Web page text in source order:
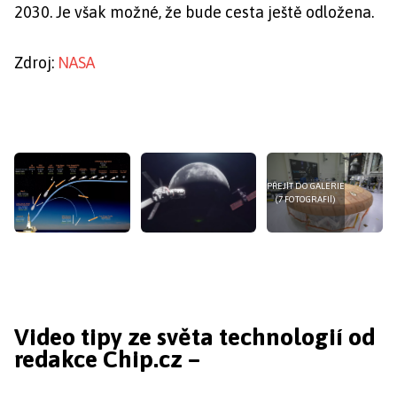
2030. Je však možné, že bude cesta ještě odložena.
Zdroj: NASA
PŘEJÍT DO GALERIE
(7 FOTOGRAFIÍ)
Video tipy ze světa technologií od
redakce Chip.cz –